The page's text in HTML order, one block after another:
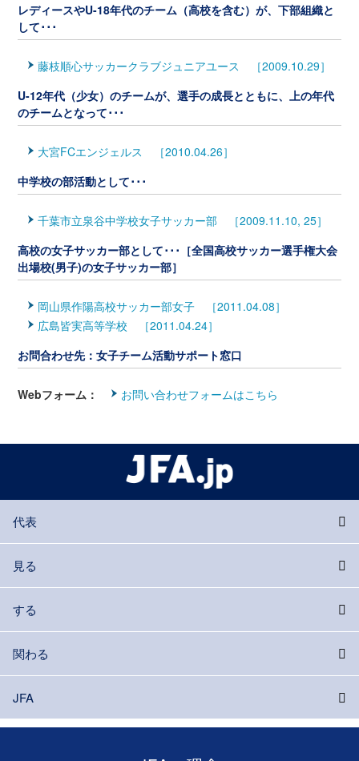
レディースやU-18年代のチーム（高校を含む）が、下部組織と
して･･･
藤枝順心サッカークラブジュニアユース ［2009.10.29］
U-12年代（少女）のチームが、選手の成長とともに、上の年代
のチームとなって･･･
大宮FCエンジェルス ［2010.04.26］
中学校の部活動として･･･
千葉市立泉谷中学校女子サッカー部 ［2009.11.10, 25］
高校の女子サッカー部として･･･［全国高校サッカー選手権大会
出場校(男子)の女子サッカー部］
岡山県作陽高校サッカー部女子 ［2011.04.08］
広島皆実高等学校 ［2011.04.24］
お問合わせ先：女子チーム活動サポート窓口
Webフォーム： お問い合わせフォームはこちら
代表
見る
する
関わる
JFA